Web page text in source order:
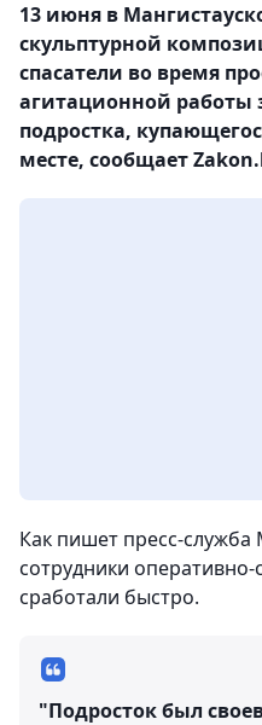
13 июня в
скульптурной
спасатели во время
агитационной работы
подростка,
месте, сообщает
Как пишет пресс-
сотрудники оперативно-
сработали быстро.
"Подросток был